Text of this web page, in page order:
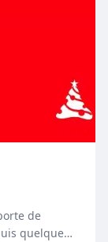
de
quelque